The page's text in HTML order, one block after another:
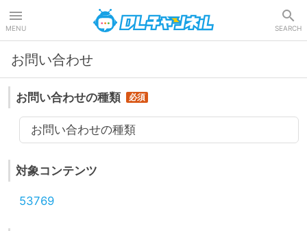
MENU SEARCH
お問い合わせ
お問い合わせの種類
お問い合わせの種類
対象コンテンツ
53769